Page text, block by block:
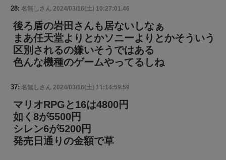
28: 名無しさん 2024/03/16(土) 10:27:01.46
後ろ盾の岩田さんも居ないしなぁ
まあ任天堂よりとかソニーよりとかそういう
区別されるの嫌いそうではある
色んな機種のゲームやってるしね
37: 名無しさん 2024/03/16(土) 11:14:59.59
マリオRPGと16は4800円
如く8が5500円
シレン6が5200円
発売日通りの金額で草